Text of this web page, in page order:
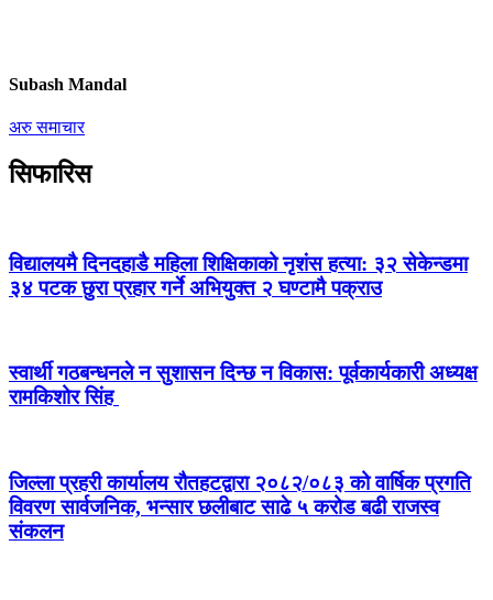
Subash Mandal
अरु समाचार
सिफारिस
विद्यालयमै दिनदहाडै महिला शिक्षिकाको नृशंस हत्या: ३२ सेकेन्डमा
३४ पटक छुरा प्रहार गर्ने अभियुक्त २ घण्टामै पक्राउ
स्वार्थी गठबन्धनले न सुशासन दिन्छ न विकास: पूर्वकार्यकारी अध्यक्ष
रामकिशोर सिंह ​
जिल्ला प्रहरी कार्यालय रौतहटद्वारा २०८२/०८३ को वार्षिक प्रगति
विवरण सार्वजनिक, भन्सार छलीबाट साढे ५ करोड बढी राजस्व
संकलन